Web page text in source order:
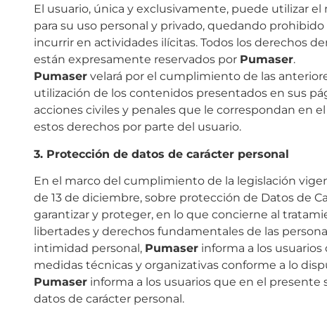
El usuario, única y exclusivamente, puede utilizar
para su uso personal y privado, quedando
incurrir en actividades ilícitas. Todos los derechos
están expresamente reservados por Pumaser.
Pumaser velará por el cumplimiento de las
utilización de los contenidos presentados en sus
acciones civiles y penales que le correspondan en
estos derechos por parte del usuario.
3. Protección de datos de carácter personal
En el marco del cumplimiento de la legislación
de 13 de diciembre, sobre protección de Datos de
garantizar y proteger, en lo que concierne al
libertades y derechos fundamentales de las
intimidad personal, Pumaser informa a los usuarios
medidas técnicas y organizativas conforme a lo
Pumaser informa a los usuarios que en el
datos de carácter personal.